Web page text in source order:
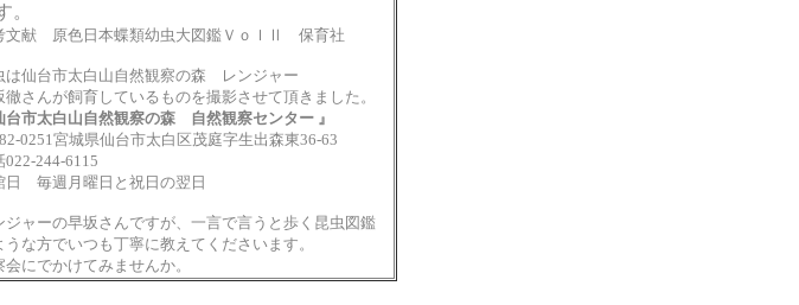
。
文献 原色日本蝶類幼虫大図鑑ＶｏｌⅡ 保育社
は仙台市太白山自然観察の森 レンジャー
徹さんが飼育しているものを撮影させて頂きました。
台市太白山自然観察の森 自然観察センター 』
0251宮城県仙台市太白区茂庭字生出森東36-63
022-244-6115
日 毎週月曜日と祝日の翌日
ジャーの早坂さんですが、一言で言うと歩く昆虫図鑑
うな方でいつも丁寧に教えてくださいます。
会にでかけてみませんか。